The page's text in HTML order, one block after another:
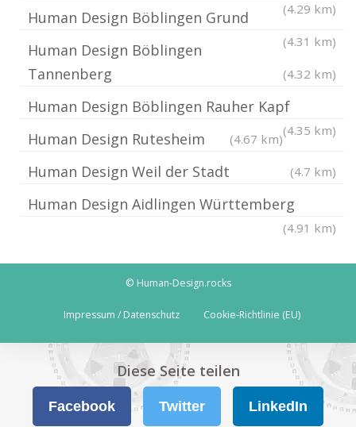
(4.29 km)
Human Design Böblingen Grund
(4.31 km)
Human Design Böblingen
Tannenberg
(4.32 km)
Human Design Böblingen Rauher Kapf
(4.35 km)
Human Design Rutesheim (4.67 km)
Human Design Weil der Stadt (4.7 km)
Human Design Aidlingen Württemberg
(4.91 km)
© Human-Design.rocks
Impressum / Datenschutz Cookie-Richtlinie (EU)
Diese Seite teilen
Facebook Twitter LinkedIn